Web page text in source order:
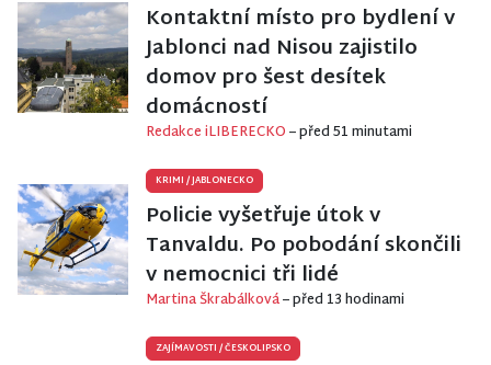
Kontaktní místo pro bydlení v
Jablonci nad Nisou zajistilo
domov pro šest desítek
domácností
Redakce iLIBERECKO– před 51 minutami
KRIMI /JABLONECKO
Policie vyšetřuje útok v
Tanvaldu. Po pobodání skončili
v nemocnici tři lidé
Martina Škrabálková– před 13 hodinami
ZAJÍMAVOSTI /ČESKOLIPSKO